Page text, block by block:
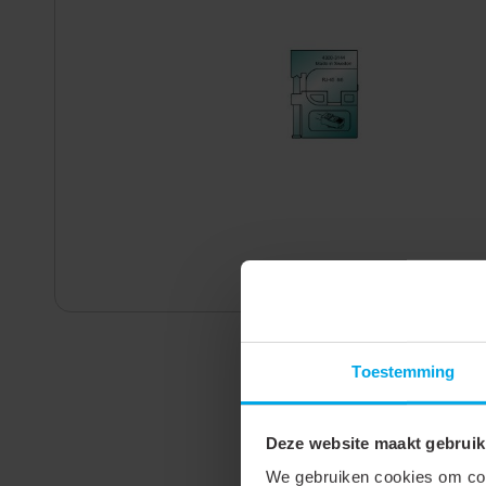
Toestemming
Deze website maakt
We gebruiken cookies om